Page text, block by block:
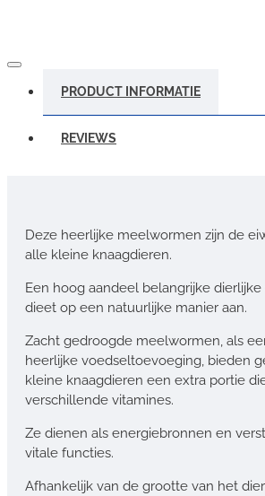
PRODUCT INFORMATIE
REVIEWS
Deze heerlijke meelwormen zijn de
alle kleine knaagdieren.
Een hoog aandeel belangrijke
dieet op een natuurlijke manier aan.
Zacht gedroogde meelwormen, als
heerlijke voedseltoevoeging, bieden
kleine knaagdieren een extra portie
verschillende vitamines.
Ze dienen als energiebronnen en
vitale functies.
Afhankelijk van de grootte van het